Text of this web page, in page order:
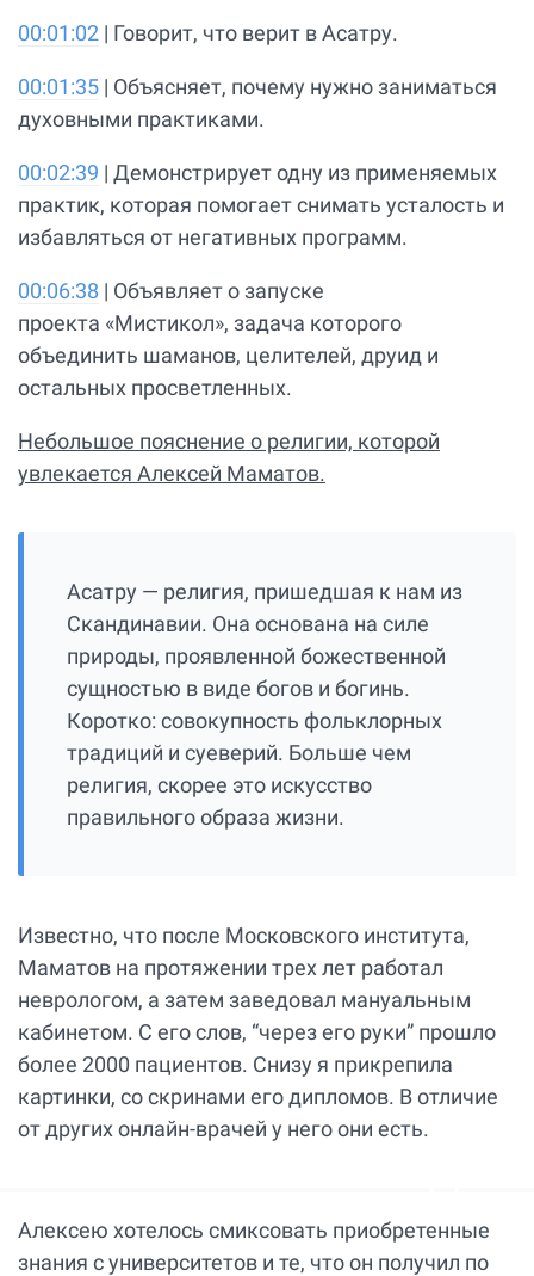
00:01:02 | Говорит, что верит в Асатру.
00:01:35 | Объясняет, почему нужно заниматься
духовными практиками.
00:02:39 | Демонстрирует одну из применяемых
практик, которая помогает снимать усталость и
избавляться от негативных программ.
00:06:38 | Объявляет о запуске
проекта «Мистикол», задача которого
объединить шаманов, целителей, друид и
остальных просветленных.
Небольшое пояснение о религии, которой
увлекается Алексей Маматов.
Асатру — религия, пришедшая к нам из
Скандинавии. Она основана на силе
природы, проявленной божественной
сущностью в виде богов и богинь.
Коротко: совокупность фольклорных
традиций и суеверий. Больше чем
религия, скорее это искусство
правильного образа жизни.
Известно, что после Московского института,
Маматов на протяжении трех лет работал
неврологом, а затем заведовал мануальным
кабинетом. С его слов, “через его руки” прошло
более 2000 пациентов. Снизу я прикрепила
картинки, со скринами его дипломов. В отличие
от других онлайн-врачей у него они есть.
Алексею хотелось смиксовать приобретенные
знания с университетов и те, что он получил по